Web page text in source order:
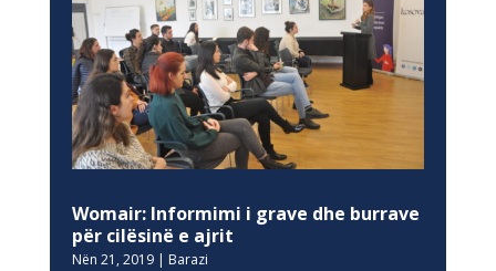
Womair: Informimi i grave dhe burrave
për cilësinë e ajrit
Nën 21, 2019| Barazi